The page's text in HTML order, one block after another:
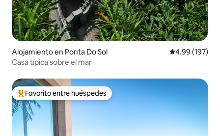
Alojamiento en Ponta Do Sol Calificación
4.99 (197)
Casa típica sobre el mar
Favorito entre huéspedes preferido
Favorito entre huéspedes